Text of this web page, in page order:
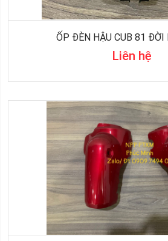
ỐP ĐÈN HẬU CUB 81 ĐỜI
Liên hệ